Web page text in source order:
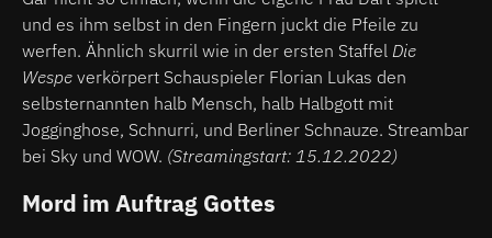
und es ihm selbst in den Fingern juckt die Pfeile zu
werfen. Ähnlich skurril wie in der ersten Staffel Die
Wespe verkörpert Schauspieler Florian Lukas den
selbsternannten halb Mensch, halb Halbgott mit
Jogginghose, Schnurri, und Berliner Schnauze. Streambar
bei Sky und WOW. (Streamingstart: 15.12.2022)
Mord im Auftrag Gottes